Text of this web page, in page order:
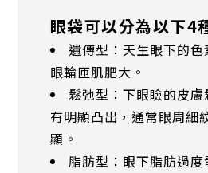
眼袋可以分為以下4
遺傳型：天生眼下的
眼輪匝肌肥大。
鬆弛型：下眼瞼的皮
有明顯凸出，通常眼周細
顯。
脂肪型：眼下脂肪過